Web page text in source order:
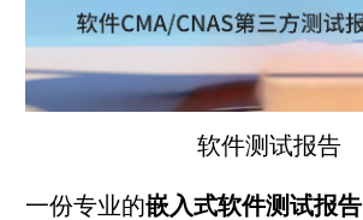
软件测试报告
一份专业的嵌入式软件测试报告